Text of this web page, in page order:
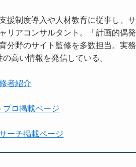
援制度導入や人材教育に従事し、サ
リアコンサルタント。「計画的偶発
分野のサイト監修を多数担当。実務
高い情報を発信している。
者紹介
プロ掲載ページ
ーチ掲載ページ